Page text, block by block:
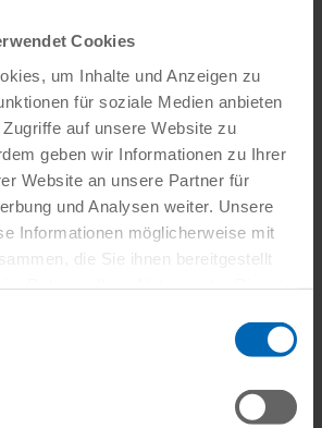
Cookies
um Inhalte und Anzeigen zu
für soziale Medien anbieten
auf unsere Website zu
geben wir Informationen zu Ihrer
Website an unsere Partner für
und Analysen weiter. Unsere
Informationen möglicherweise mit
die Sie ihnen bereitgestellt
sofort ersichtlich.
stehen in der
kommenden